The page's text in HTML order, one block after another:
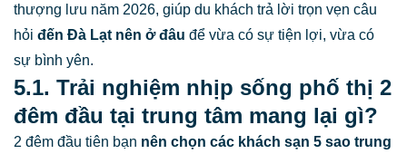
thượng lưu năm 2026, giúp du khách trả lời trọn vẹn câu
hỏi đến Đà Lạt nên ở đâu để vừa có sự tiện lợi, vừa có
sự bình yên.
5.1. Trải nghiệm nhịp sống phố thị 2
đêm đầu tại trung tâm mang lại gì?
2 đêm đầu tiên bạn nên chọn các khách sạn 5 sao trung